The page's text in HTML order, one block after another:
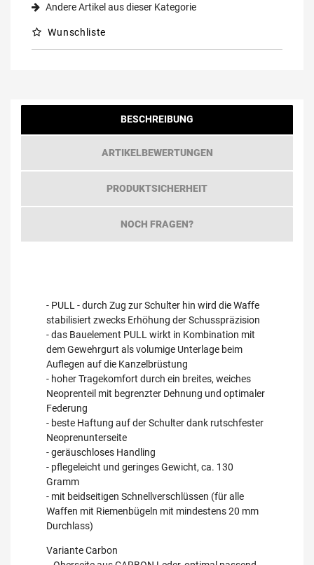
Andere Artikel aus dieser Kategorie
Wunschliste
BESCHREIBUNG
ARTIKELBEWERTUNGEN
PRODUKTSICHERHEIT
NOCH FRAGEN?
- PULL - durch Zug zur Schulter hin wird die Waffe
stabilisiert zwecks Erhöhung der Schusspräzision
- das Bauelement PULL wirkt in Kombination mit
dem Gewehrgurt als volumige Unterlage beim
Auflegen auf die Kanzelbrüstung
- hoher Tragekomfort durch ein breites, weiches
Neoprenteil mit begrenzter Dehnung und optimaler
Federung
- beste Haftung auf der Schulter dank rutschfester
Neoprenunterseite
- geräuschloses Handling
- pflegeleicht und geringes Gewicht, ca. 130
Gramm
- mit beidseitigen Schnellverschlüssen (für alle
Waffen mit Riemenbügeln mit mindestens 20 mm
Durchlass)
Variante Carbon